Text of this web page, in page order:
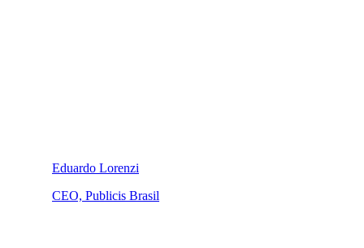
Eduardo Lorenzi
CEO, Publicis Brasil